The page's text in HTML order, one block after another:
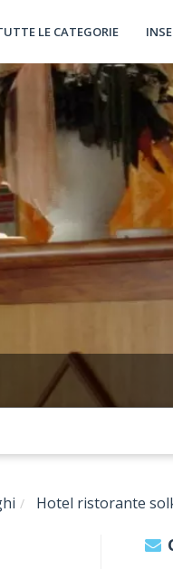
LE CATEGORIE
Hotel ristorante